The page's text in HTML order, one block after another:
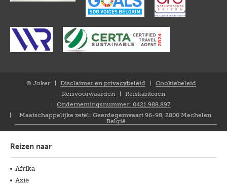
© Joker
Disclaimer en privacybeleid
Cookiebeleid
Reisvoorwaarden
Reiskantoren
Ondernemingsnummer: 0421.988.897
Maatschappelijke zetel: Geerdegemvaart 96-98, 2800 Mechelen,
België
Reizen naar
Afrika
Azië